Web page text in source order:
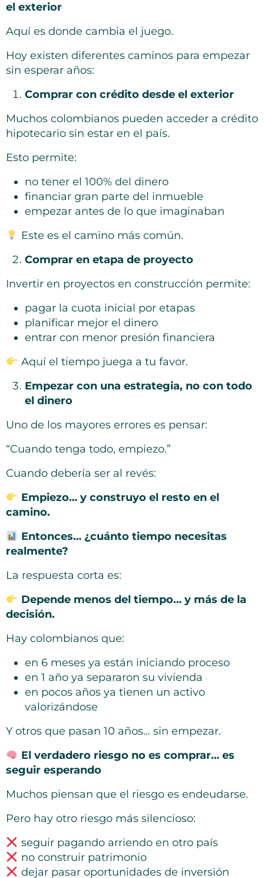
el exterior
Aquí es donde cambia el juego.
Hoy existen diferentes caminos para empezar
sin esperar años:
Comprar con crédito desde el exterior
Muchos colombianos pueden acceder a crédito
hipotecario sin estar en el país.
Esto permite:
no tener el 100% del dinero
financiar gran parte del inmueble
empezar antes de lo que imaginaban
Este es el camino más común.
Comprar en etapa de proyecto
Invertir en proyectos en construcción permite:
pagar la cuota inicial por etapas
planificar mejor el dinero
entrar con menor presión financiera
Aquí el tiempo juega a tu favor.
Empezar con una estrategia, no con todo
el dinero
Uno de los mayores errores es pensar:
“Cuando tenga todo, empiezo.”
Cuando debería ser al revés:
Empiezo… y construyo el resto en el
camino.
Entonces… ¿cuánto tiempo necesitas
realmente?
La respuesta corta es:
Depende menos del tiempo… y más de la
decisión.
Hay colombianos que:
en 6 meses ya están iniciando proceso
en 1 año ya separaron su vivienda
en pocos años ya tienen un activo
valorizándose
Y otros que pasan 10 años… sin empezar.
El verdadero riesgo no es comprar… es
seguir esperando
Muchos piensan que el riesgo es endeudarse.
Pero hay otro riesgo más silencioso:
seguir pagando arriendo en otro país
no construir patrimonio
dejar pasar oportunidades de inversión